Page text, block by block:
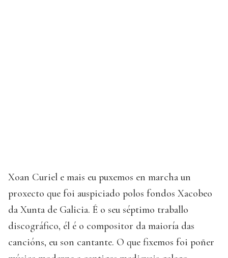
Xoan Curiel e mais eu puxemos en marcha un
proxecto que foi auspiciado polos fondos Xacobeo
da Xunta de Galicia. É o seu séptimo traballo
discográfico, él é o compositor da maioría das
cancións, eu son cantante. O que fixemos foi poñer